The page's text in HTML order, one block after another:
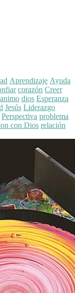
Aprendizaje Ayuda
corazón Creer
dios Esperanza
Jesús Liderazgo
Perspectiva problema
con Dios relación